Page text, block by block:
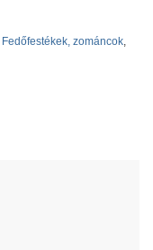
Fedőfestékek, zománcok,